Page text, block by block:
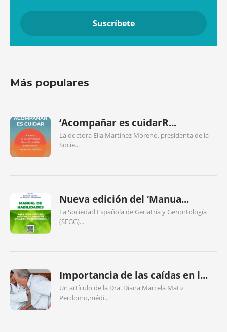
Más populares
‘Acompañar es cuidarR...
La doctora Elia Martínez Moreno, presidenta de la
Socie...
Nueva edición del ‘Manua...
La Sociedad Española de Geriatría y Gerontología
(SEGG)...
Importancia de las caídas en l...
Un artículo de la Dra. Diana Marcela Matiz
Perdomo,médi...